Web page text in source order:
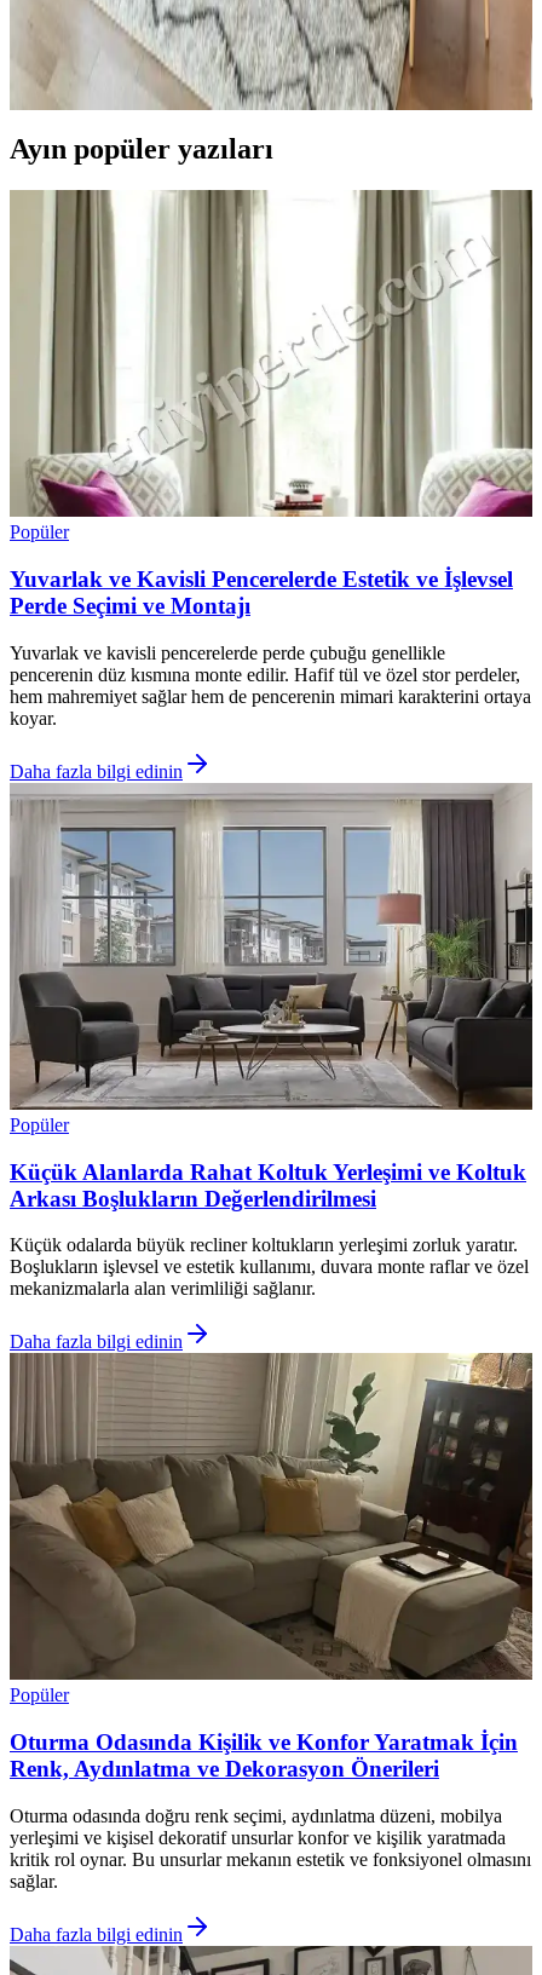
Küçük oturma odalarında rahat koltukların yerleşimi ve
dekorasyonunda fonksiyonellik ile estetiğin dengelenmesi önemlidir.
Doğru mobilya seçimi ve aksesuar kullanımı mekânı hem konforlu
hem şık kılar.
Ayın popüler yazıları
Popüler
Yuvarlak ve Kavisli Pencerelerde Estetik ve İşlevsel
Perde Seçimi ve Montajı
Yuvarlak ve kavisli pencerelerde perde çubuğu genellikle
pencerenin düz kısmına monte edilir. Hafif tül ve özel stor perdeler,
hem mahremiyet sağlar hem de pencerenin mimari karakterini ortaya
koyar.
Daha fazla bilgi edinin
Popüler
Küçük Alanlarda Rahat Koltuk Yerleşimi ve Koltuk
Arkası Boşlukların Değerlendirilmesi
Küçük odalarda büyük recliner koltukların yerleşimi zorluk yaratır.
Boşlukların işlevsel ve estetik kullanımı, duvara monte raflar ve özel
mekanizmalarla alan verimliliği sağlanır.
Daha fazla bilgi edinin
Popüler
Oturma Odasında Kişilik ve Konfor Yaratmak İçin
Renk, Aydınlatma ve Dekorasyon Önerileri
Oturma odasında doğru renk seçimi, aydınlatma düzeni, mobilya
yerleşimi ve kişisel dekoratif unsurlar konfor ve kişilik yaratmada
kritik rol oynar. Bu unsurlar mekanın estetik ve fonksiyonel olmasını
sağlar.
Daha fazla bilgi edinin